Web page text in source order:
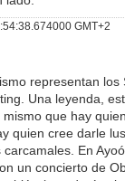
GMT+2
representan los
Una leyenda,
que hay
quien cree darle
En
un concierto de